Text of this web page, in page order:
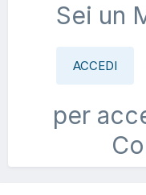
Sei un
ACCEDI
per